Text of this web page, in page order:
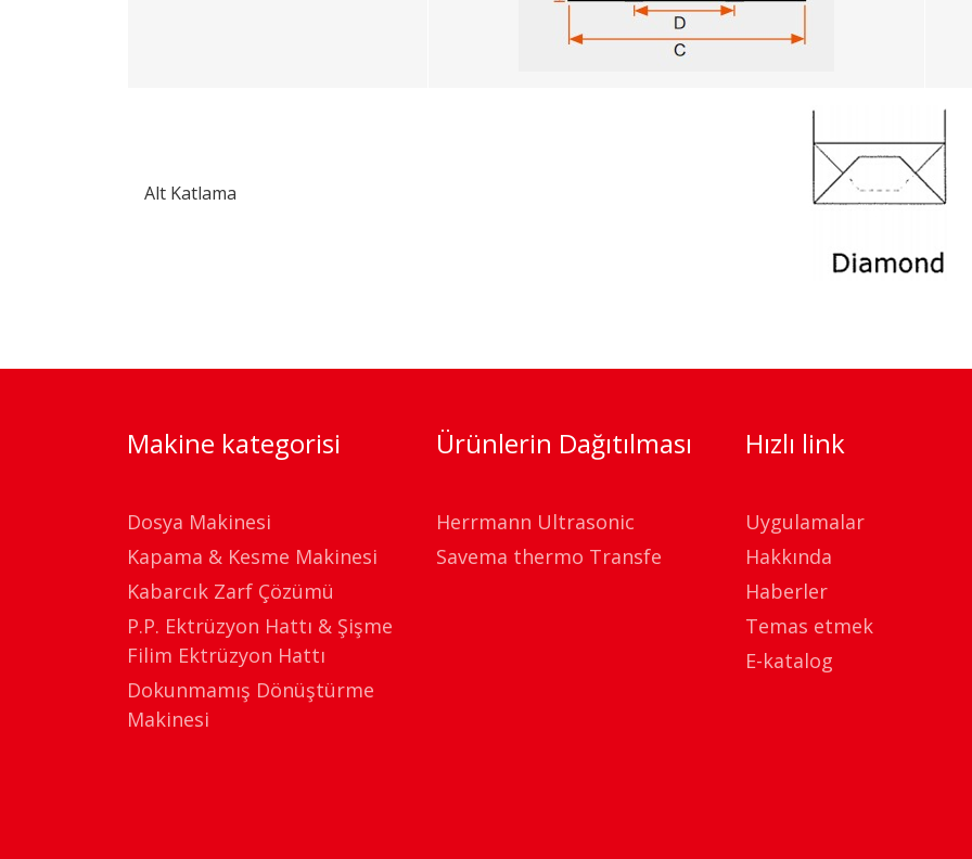
Alt Katlama
Makine kategorisi
Dosya Makinesi
Kapama & Kesme Makinesi
Kabarcık Zarf Çözümü
P.P. Ektrüzyon Hattı & Şişme
Filim Ektrüzyon Hattı
Dokunmamış Dönüştürme
Makinesi
Ürünlerin Dağıtılması
Herrmann Ultrasonic
Savema thermo Transfe
Hızlı link
Uygulamalar
Hakkında
Haberler
Temas etmek
E-katalog